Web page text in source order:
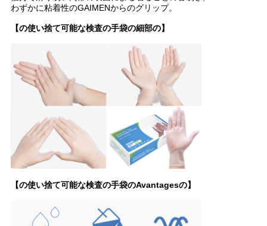
わずかに粘着性のGAIMENからのグリップ。
【の使い捨て可能な検査の手袋の細部の】
【の使い捨て可能な検査の手袋のAvantagesの】